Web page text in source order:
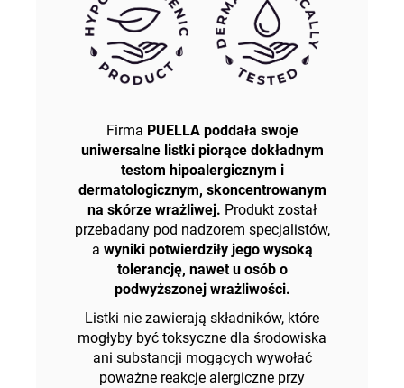
Firma PUELLA poddała swoje
uniwersalne listki piorące dokładnym
testom hipoalergicznym i
dermatologicznym, skoncentrowanym
na skórze wrażliwej. Produkt został
przebadany pod nadzorem specjalistów,
a wyniki potwierdziły jego wysoką
tolerancję, nawet u osób o
podwyższonej wrażliwości.
Listki nie zawierają składników, które
mogłyby być toksyczne dla środowiska
ani substancji mogących wywołać
poważne reakcje alergiczne przy